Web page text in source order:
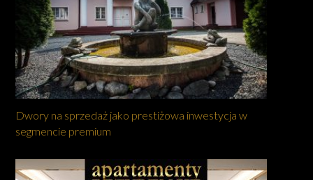
Dwory na sprzedaż jako prestiżowa inwestycja w
segmencie premium